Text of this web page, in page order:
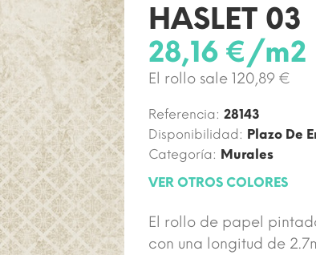
HASLET 03
28,16 €/m2
El rollo sale 120,89 €
Referencia: 28143
Disponibilidad: Plazo De
Categoría: Murales
VER OTROS COLORES
El rollo de papel
con una longitud de